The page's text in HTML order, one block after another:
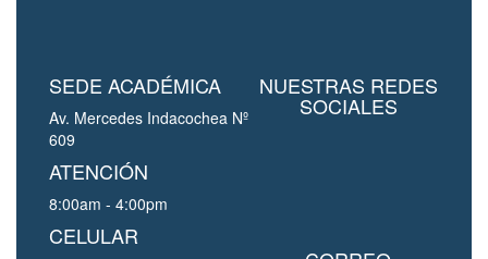
SEDE ACADÉMICA
Av. Mercedes Indacochea Nº
609
ATENCIÓN
8:00am - 4:00pm
CELULAR
NUESTRAS REDES
SOCIALES